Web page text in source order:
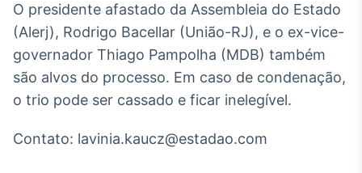
Broadcast
Monitoramento
inteligente de
notícias e
conteúdos
Broadcast
O presidente afastado da Assembleia do Estado
(Alerj), Rodrigo Bacellar (União-RJ), e o ex-vice-
governador Thiago Pampolha (MDB) também
são alvos do processo. Em caso de condenação,
o trio pode ser cassado e ficar inelegível.
Contato: lavinia.kaucz@estadao.com